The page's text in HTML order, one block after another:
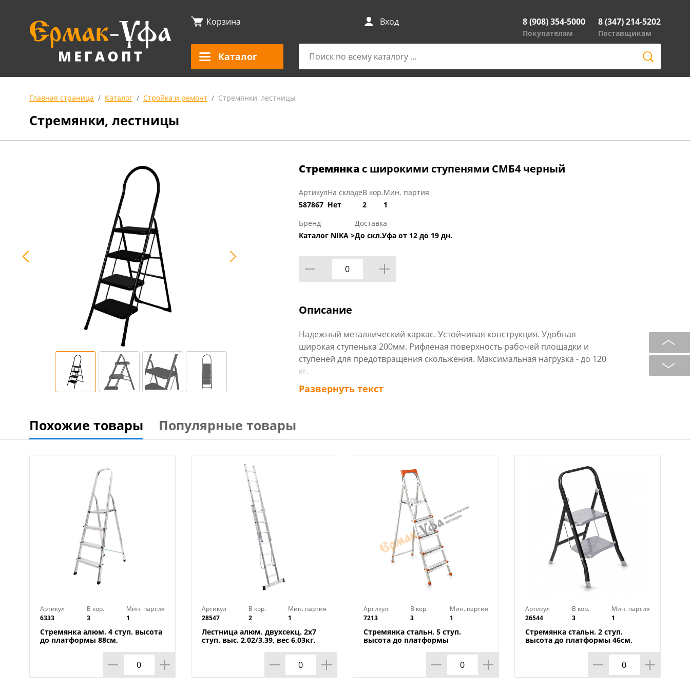
Корзина Вход 8 (908) 354-5000
Покупателям
8 (347) 214-5202
Поставщикам
Каталог
Главная страница Каталог Стройка и ремонт Стремянки, лестницы
Стремянки, лестницы
Стремянка с широкими ступенями СМБ4 черный
Артикул
587867
На складе
Нет
В кор.
2
Мин. партия
1
Бренд
Каталог NIKA >
Доставка
До скл.Уфа от 12 до 19 дн.
Описание
Надежный металлический каркас. Устойчивая конструкция. Удобная
широкая ступенька 200мм. Рифленая поверхность рабочей площадки и
ступеней для предотвращения скольжения. Максимальная нагрузка - до 120
кг.
Технические характеристики:
Ширина ступени, мм: 200
Развернуть текст
Похожие товары Популярные товары
Артикул
6333
В кор.
3
Мин. партия
1
Стремянка алюм. 4 ступ. высота
до платформы 88см,
Артикул
28547
В кор.
2
Мин. партия
1
Лестница алюм. двухсекц. 2х7
ступ. выс. 2,02/3,39, вес 6,03кг,
Артикул
7213
В кор.
3
Мин. партия
1
Стремянка стальн. 5 ступ.
высота до платформы
Артикул
26544
В кор.
3
Мин. партия
1
Стремянка стальн. 2 ступ.
высота до платформы 46см,
PLUS UFUK Турция, 1/4